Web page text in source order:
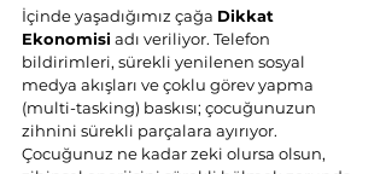
İçinde yaşadığımız çağa Dikkat
Ekonomisi adı veriliyor. Telefon
bildirimleri, sürekli yenilenen sosyal
medya akışları ve çoklu görev yapma
(multi-tasking) baskısı; çocuğunuzun
zihnini sürekli parçalara ayırıyor.
Çocuğunuz ne kadar zeki olursa olsun,